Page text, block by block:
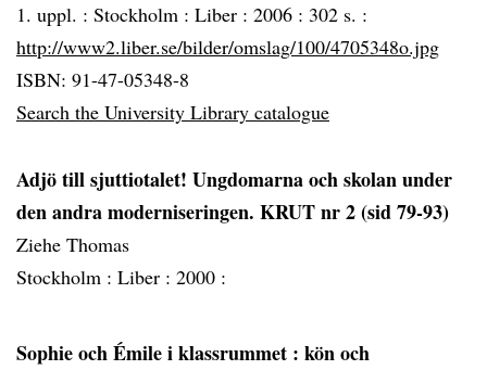
1. uppl. : Stockholm : Liber : 2006 : 302 s. :
http://www2.liber.se/bilder/omslag/100/4705348o.jpg
ISBN: 91-47-05348-8
Search the University Library catalogue
Adjö till sjuttiotalet! Ungdomarna och skolan under
den andra moderniseringen. KRUT nr 2 (sid 79-93)
Ziehe Thomas
Stockholm : Liber : 2000 :
Sophie och Émile i klassrummet : kön och